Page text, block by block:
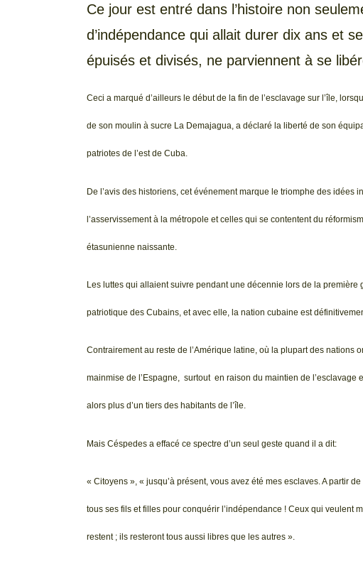
Ce jour est entré dans l’histoire non
d’indépendance qui allait durer dix ans et
épuisés et divisés, ne parviennent à se
Ceci a marqué d’ailleurs le début de la fin de l’esclavage sur l’île,
de son moulin à sucre La Demajagua, a déclaré la liberté de son
patriotes de l’est de Cuba.
De l’avis des historiens, cet événement marque le triomphe des idées
l’asservissement à la métropole et celles qui se contentent du
étasunienne naissante.
Les luttes qui allaient suivre pendant une décennie lors de la
patriotique des Cubains, et avec elle, la nation cubaine est
Contrairement au reste de l’Amérique latine, où la plupart des nations
mainmise de l’Espagne, surtout en raison du maintien de
alors plus d’un tiers des habitants de l’île.
Mais Céspedes a effacé ce spectre d’un seul geste quand il a dit:
« Citoyens », « jusqu’à présent, vous avez été mes esclaves. A partir
tous ses fils et filles pour conquérir l’indépendance ! Ceux qui veulent
restent ; ils resteront tous aussi libres que les autres ».